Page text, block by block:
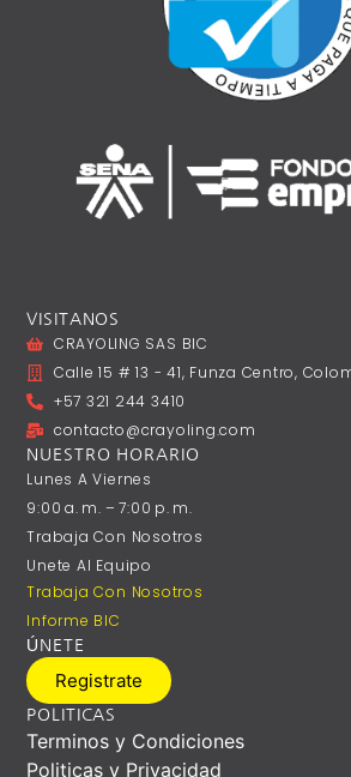
VISITANOS
CRAYOLING SAS BIC
Calle 15 # 13 - 41, Funza Centro,
+57 321 244 3410
contacto@crayoling.com
NUESTRO HORARIO
Lunes A ‎Viernes
9:00 A. M. – 7:00 P. M.
Trabaja Con Nosotros
Unete Al Equipo
Trabaja Con Nosotros
Informe BIC
ÚNETE
Registrate
POLITICAS
Terminos y Condiciones
Politicas y Privacidad